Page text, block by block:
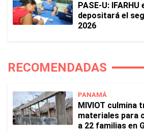
PASE-U:
depositará el
2026
RECOMENDADAS
PANAMÁ
MIVIOT culmina
materiales para
a 22 familias en